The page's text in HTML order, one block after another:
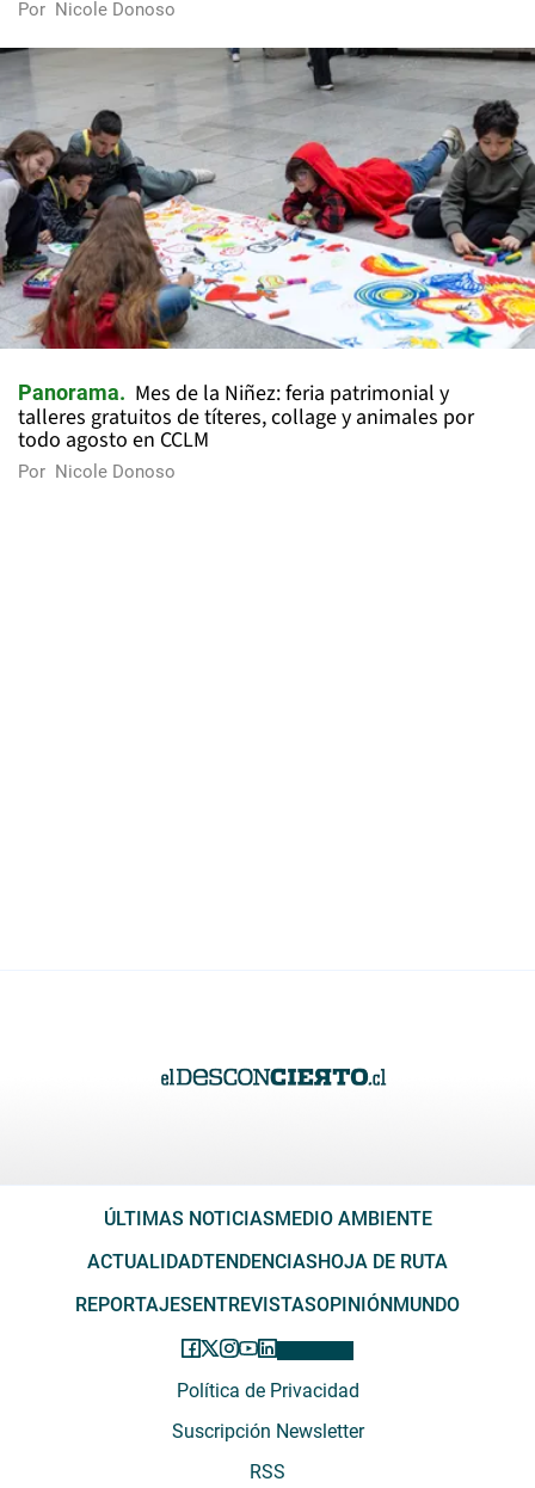
Por Nicole Donoso
Panorama
Mes de la Niñez: feria patrimonial y
talleres gratuitos de títeres, collage y animales por
todo agosto en CCLM
Por Nicole Donoso
ÚLTIMAS NOTICIAS MEDIO AMBIENTE
ACTUALIDADTENDENCIAS HOJA DE RUTA
REPORTAJES ENTREVISTASOPINIÓN MUNDO
Política de Privacidad
Suscripción Newsletter
RSS